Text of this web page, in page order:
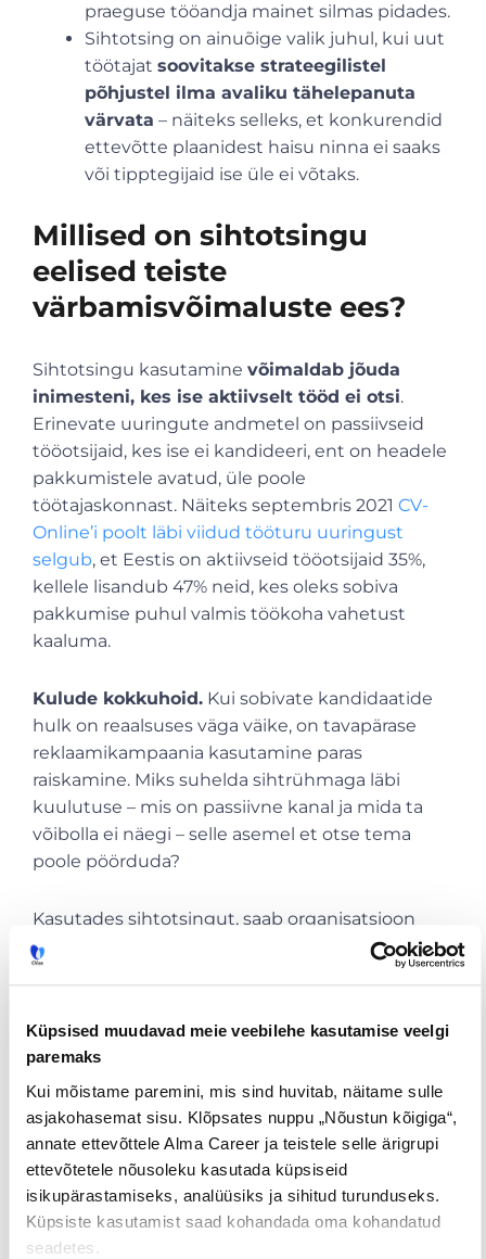
Küpsised muudavad meie veebilehe kasutamise veelgi
paremaks
Kui mõistame paremini, mis sind huvitab, näitame sulle
asjakohasemat sisu. Klõpsates nuppu „Nõustun kõigiga“,
annate ettevõttele Alma Career ja teistele selle ärigrupi
ettevõtetele nõusoleku kasutada küpsiseid
isikupärastamiseks, analüüsiks ja sihitud turunduseks.
Küpsiste kasutamist saad kohandada oma kohandatud
seadetes.
praeguse tööandja mainet silmas pidades.
Sihtotsing on ainuõige valik juhul, kui uut
töötajat soovitakse strateegilistel
põhjustel ilma avaliku tähelepanuta
värvata – näiteks selleks, et konkurendid
ettevõtte plaanidest haisu ninna ei saaks
või tipptegijaid ise üle ei võtaks.
Millised on sihtotsingu
eelised teiste
värbamisvõimaluste ees?
Sihtotsingu kasutamine võimaldab jõuda
inimesteni, kes ise aktiivselt tööd ei otsi.
Erinevate uuringute andmetel on passiivseid
tööotsijaid, kes ise ei kandideeri, ent on headele
pakkumistele avatud, üle poole
töötajaskonnast. Näiteks septembris 2021 CV-
Online’i poolt läbi viidud tööturu uuringust
selgub, et Eestis on aktiivseid tööotsijaid 35%,
kellele lisandub 47% neid, kes oleks sobiva
pakkumise puhul valmis töökoha vahetust
kaaluma.
Kulude kokkuhoid. Kui sobivate kandidaatide
hulk on reaalsuses väga väike, on tavapärase
reklaamikampaania kasutamine paras
raiskamine. Miks suhelda sihtrühmaga läbi
kuulutuse – mis on passiivne kanal ja mida ta
võibolla ei näegi – selle asemel et otse tema
poole pöörduda?
Kasutades sihtotsingut, saab organisatsioon
tegutseda
, turu ja ka teiste
töötajate teadmata. Hea strateegia puhul ei tea
meeskonda õiged talendid kasvõi otse teiselt
tööpostilt ja seda kõike avaliku tähelepanuta.
Sihtotsinguga värbamist saab organisatsioon
ise korraldada või töö professionaalidele
usaldada. Viimasel puhul on eeliseks
ulatuslik kontaktide võrgustik, kogemus
valitud sihtrühmale õigesti läheneda ja oskus
tegutseda äärmiselt konfidentsiaalselt.